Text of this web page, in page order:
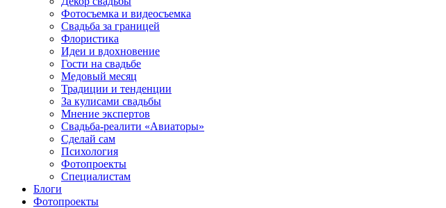
Фотосъемка и видеосъемка
Свадьба за границей
Флористика
Идеи и вдохновение
Гости на свадьбе
Медовый месяц
Традиции и тенденции
За кулисами свадьбы
Мнение экспертов
Свадьба-реалити «Авиаторы»
Сделай сам
Психология
Фотопроекты
Специалистам
Блоги
Фотопроекты